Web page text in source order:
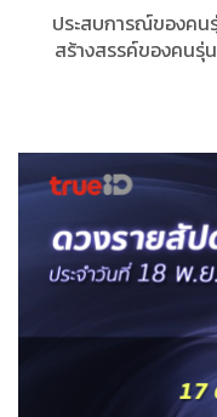
ประสบการณ์ของคน
สร้างสรรค์ของคนรุ่